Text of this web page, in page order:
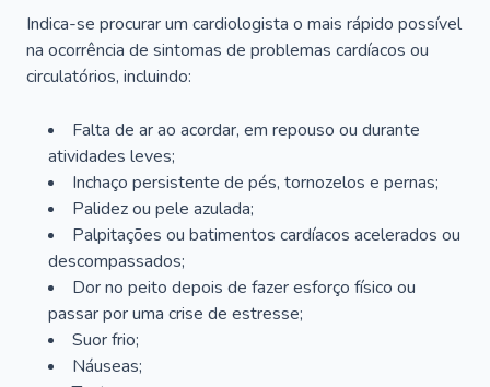
Indica-se procurar um cardiologista o mais rápido possível
na ocorrência de sintomas de problemas cardíacos ou
circulatórios, incluindo:
Falta de ar ao acordar, em repouso ou durante
atividades leves;
Inchaço persistente de pés, tornozelos e pernas;
Palidez ou pele azulada;
Palpitações ou batimentos cardíacos acelerados ou
descompassados;
Dor no peito depois de fazer esforço físico ou
passar por uma crise de estresse;
Suor frio;
Náuseas;